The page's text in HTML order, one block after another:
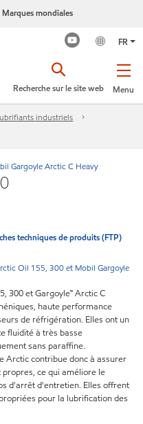
Marques mondiales
FR
Menu
Recherche sur le site web
industriels
Gargoyle Arctic C Heavy
techniques de produits (FTP)
Oil 155, 300 et Mobil Gargoyle
300 et Gargoyle™ Arctic C
haute performance
de réfrigération. Elles ont un
fluidité à très basse
sans paraffine.
Arctic contribue donc à assurer
ce qui améliore le
d'arrêt d'entretien. Elles offrent
pour la lubrification des